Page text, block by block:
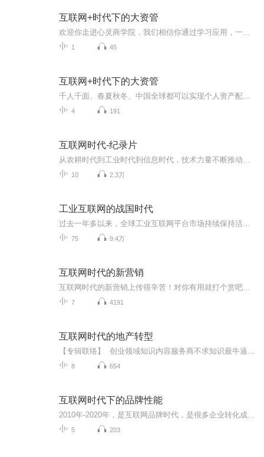
互联网+时代下的大资管
1 45
互联网+时代下的大资管
4 191
互联网时代-纪录片
10 2.3万
工业互联网的战国时代
75 9.4万
互联网时代的新营销
7 4191
互联网时代的地产转型
8 654
互联网时代下的品牌性能
5 203